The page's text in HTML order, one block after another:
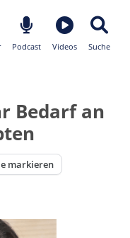
Podcast Videos Suche
Bedarf an
markieren